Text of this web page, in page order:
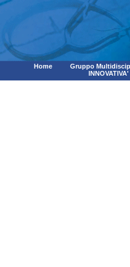
Home
Gruppo
INNOVATIVA'